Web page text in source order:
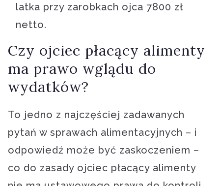
latka przy zarobkach ojca 7800 zł
netto.
Czy ojciec płacący alimenty
ma prawo wglądu do
wydatków?
To jedno z najczęściej zadawanych
pytań w sprawach alimentacyjnych – i
odpowiedź może być zaskoczeniem –
co do zasady ojciec płacący alimenty